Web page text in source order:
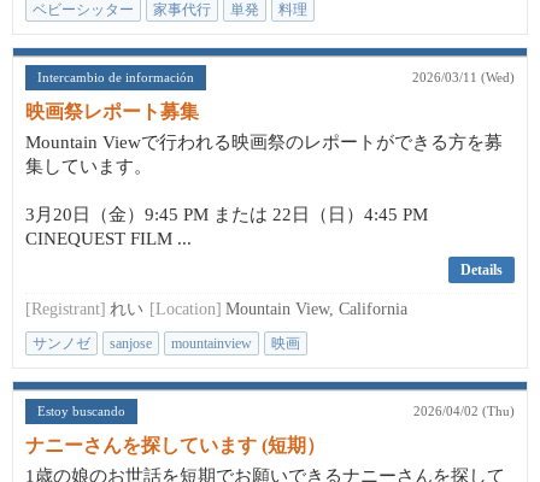
ベビーシッター 家事代行 単発 料理
Intercambio de información 2026/03/11 (Wed)
映画祭レポート募集
Mountain Viewで行われる映画祭のレポートができる方を募
集しています。
3月20日（金）9:45 PM または 22日（日）4:45 PM
CINEQUEST FILM ...
Details
[Registrant] れい [Location] Mountain View, California
サンノゼ sanjose mountainview 映画
Estoy buscando 2026/04/02 (Thu)
ナニーさんを探しています (短期）
1歳の娘のお世話を短期でお願いできるナニーさんを探して